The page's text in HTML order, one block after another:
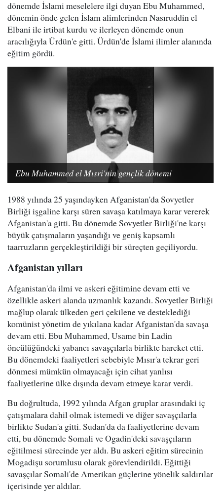
dönemde İslami meselelere ilgi duyan Ebu Muhammed,
dönemin önde gelen İslam alimlerinden Nasıruddin el
Elbani ile irtibat kurdu ve ilerleyen dönemde onun
aracılığıyla Ürdün'e gitti. Ürdün'de İslami ilimler alanında
eğitim gördü.
Ebu Muhammed el Mısri'nin gençlik dönemi
1988 yılında 25 yaşındayken Afganistan'da Sovyetler
Birliği işgaline karşı süren savaşa katılmaya karar vererek
Afganistan'a gitti. Bu dönemde Sovyetler Birliği'ne karşı
büyük çatışmaların yaşandığı ve geniş kapsamlı
taarruzların gerçekleştirildiği bir süreçten geçiliyordu.
Afganistan yılları
Afganistan'da ilmi ve askeri eğitimine devam etti ve
özellikle askeri alanda uzmanlık kazandı. Sovyetler Birliği
mağlup olarak ülkeden geri çekilene ve desteklediği
komünist yönetim de yıkılana kadar Afganistan'da savaşa
devam etti. Ebu Muhammed, Usame bin Ladin
öncülüğündeki yabancı savaşçılarla birlikte hareket etti.
Bu dönemdeki faaliyetleri sebebiyle Mısır'a tekrar geri
dönmesi mümkün olmayacağı için cihat yanlısı
faaliyetlerine ülke dışında devam etmeye karar verdi.
Bu doğrultuda, 1992 yılında Afgan gruplar arasındaki iç
çatışmalara dahil olmak istemedi ve diğer savaşçılarla
birlikte Sudan'a gitti. Sudan'da da faaliyetlerine devam
etti, bu dönemde Somali ve Ogadin'deki savaşçıların
eğitilmesi sürecinde yer aldı. Bu askeri eğitim sürecinin
Mogadişu sorumlusu olarak görevlendirildi. Eğittiği
savaşçılar Somali'de Amerikan güçlerine yönelik saldırılar
içerisinde yer aldılar.